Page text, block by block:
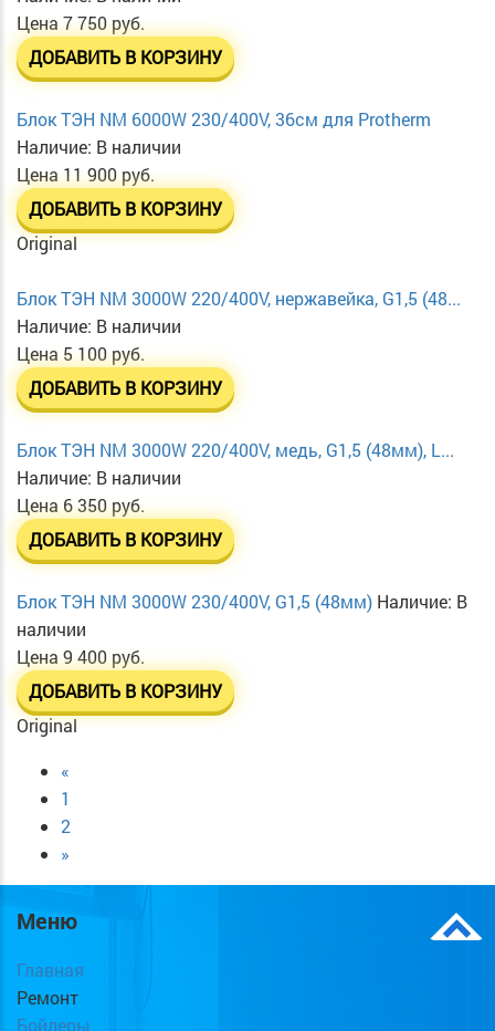
Цена7 750 руб.
ДОБАВИТЬ В КОРЗИНУ
Блок ТЭН NM 6000W 230/400V, 36см для Protherm
Наличие: В наличии
Цена11 900 руб.
ДОБАВИТЬ В КОРЗИНУ
Original
Блок ТЭН NM 3000W 220/400V, нержавейка, G1,5 (48...
Наличие: В наличии
Цена5 100 руб.
ДОБАВИТЬ В КОРЗИНУ
Блок ТЭН NM 3000W 220/400V, медь, G1,5 (48мм), L...
Наличие: В наличии
Цена6 350 руб.
ДОБАВИТЬ В КОРЗИНУ
Блок ТЭН NM 3000W 230/400V, G1,5 (48мм) Наличие: В
наличии
Цена9 400 руб.
ДОБАВИТЬ В КОРЗИНУ
Original
«
1
2
»
Меню
Главная
Ремонт
Бойлеры